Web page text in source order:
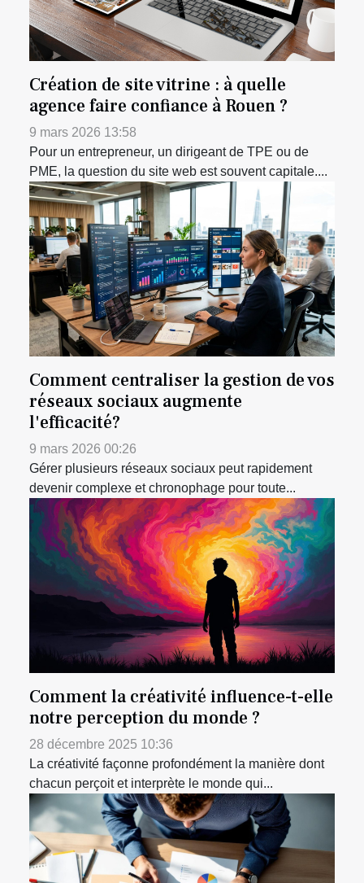
Création de site vitrine : à quelle
agence faire confiance à Rouen ?
9 mars 2026 13:58
Pour un entrepreneur, un dirigeant de TPE ou de
PME, la question du site web est souvent capitale....
Comment centraliser la gestion de vos
réseaux sociaux augmente
l'efficacité?
9 mars 2026 00:26
Gérer plusieurs réseaux sociaux peut rapidement
devenir complexe et chronophage pour toute...
Comment la créativité influence-t-elle
notre perception du monde ?
28 décembre 2025 10:36
La créativité façonne profondément la manière dont
chacun perçoit et interprète le monde qui...